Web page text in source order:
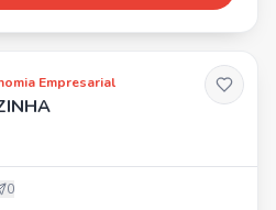
Empresarial
0